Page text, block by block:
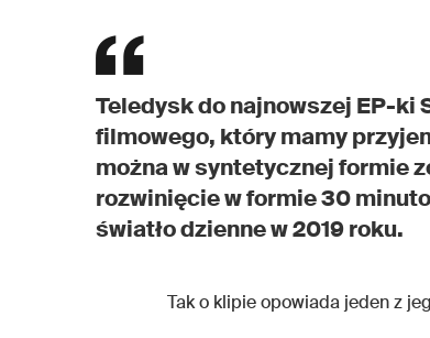
Teledysk do najnowszej EP-ki
filmowego, który mamy
można w syntetycznej formie
rozwinięcie w formie 30
światło dzienne w 2019 roku.
Tak o klipie opowiada jeden z